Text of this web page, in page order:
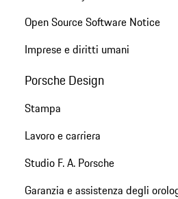
Open Source Software Notice
Imprese e diritti umani
Porsche Design
Stampa
Lavoro e carriera
Studio F. A. Porsche
Garanzia e assistenza degli